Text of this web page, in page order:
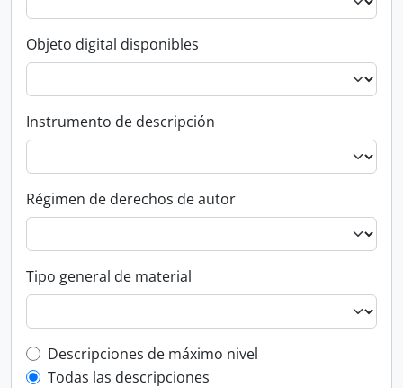
Objeto digital disponibles
Instrumento de descripción
Régimen de derechos de autor
Tipo general de material
Top-level description filter
Descripciones de máximo nivel
Todas las descripciones